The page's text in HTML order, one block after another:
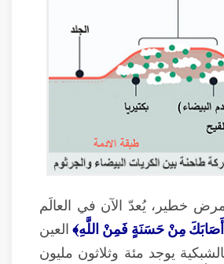
مرض خطير، يُعدّ الآن في العالَم
مِنْ حَسَنَةٍ فَمِنْ اللَّهِ﴾العين
يوجد مئة وثلاثون مليون